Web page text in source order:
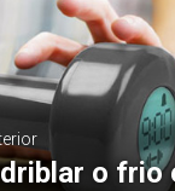
o frio